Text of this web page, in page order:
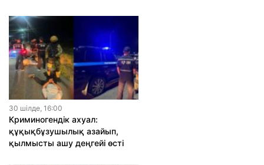
30 шiлде, 16:00
Криминогендік ахуал:
құқықбұзушылық азайып,
қылмысты ашу деңгейі өсті